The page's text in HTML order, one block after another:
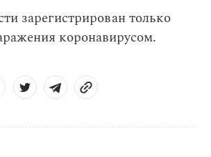
зарегистрирован только
коронавирусом.